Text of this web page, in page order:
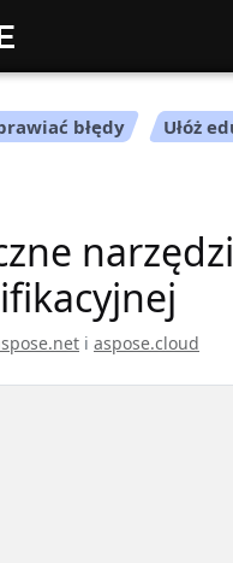
błędy Ułóż
i aspose.cloud